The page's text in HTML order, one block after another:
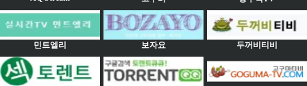
민트엘리 보자요 두꺼비티비